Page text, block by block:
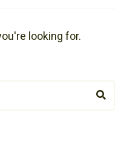
looking for.